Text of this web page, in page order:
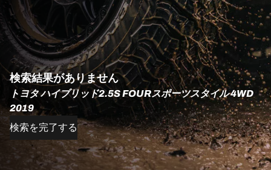
検索結果がありません
トヨタ ハイブリッド2.5S FOURスポーツスタイル 4WD
2019
検索を完了する